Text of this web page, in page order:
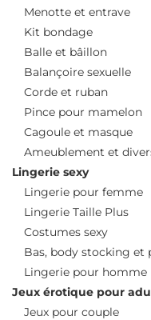
Menotte et entrave
Kit bondage
Balle et bâillon
Balançoire sexuelle
Corde et ruban
Pince pour mamelon
Cagoule et masque
Ameublement et
Lingerie sexy
Lingerie pour femme
Lingerie Taille Plus
Costumes sexy
Bas, body stocking et
Lingerie pour homme
Jeux érotique pour
Jeux pour couple